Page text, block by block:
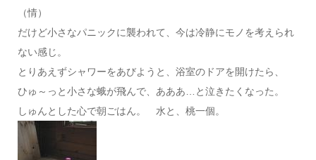
（情）
だけど小さなパニックに襲われて、今は冷静にモノを考えられ
ない感じ。
とりあえずシャワーをあびようと、浴室のドアを開けたら、
ひゅ～っと小さな蛾が飛んで、あああ…と泣きたくなった。
しゅんとした心で朝ごはん。 水と、桃一個。